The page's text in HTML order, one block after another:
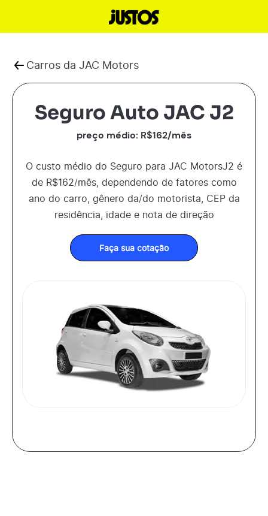
Carros da JAC Motors
Seguro Auto JAC J2
preço médio: R$162/mês
O custo médio do Seguro para JAC MotorsJ2 é
de R$162/mês, dependendo de fatores como
ano do carro, gênero da/do motorista, CEP da
residência, idade e nota de direção
Faça sua cotação